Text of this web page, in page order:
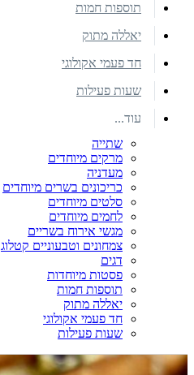
תוספות חמות
יאללה מתוק
חד פעמי אקולוגי
שעות פעילות
עוד...
שתייה
מרקים מיוחדים
מעדניה
כריכונים בשרים מיוחדים
סלטים מיוחדים
לחמים מיוחדים
מגשי אירוח בשריים
צמחונים וטבעוניים קטלוג
דגים
פסטות מיוחדות
תוספות חמות
יאללה מתוק
חד פעמי אקולוגי
שעות פעילות